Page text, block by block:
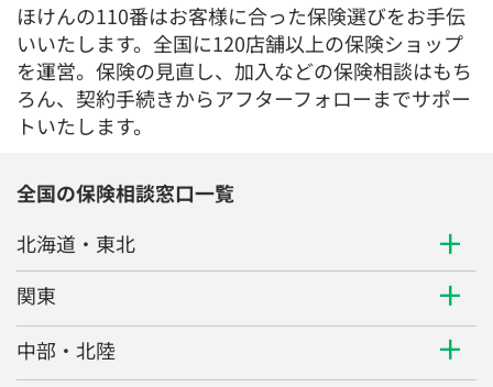
ほけんの110番はお客様に合った保険選びをお手伝
いいたします。全国に120店舗以上の保険ショップ
を運営。保険の見直し、加入などの保険相談はもち
ろん、契約手続きからアフターフォローまでサポー
トいたします。
全国の保険相談窓口一覧
北海道・東北
関東
中部・北陸